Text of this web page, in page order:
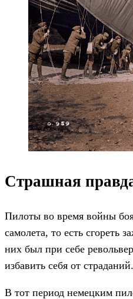
Страшная
Пилоты во время войны
самолета, то есть сгореть
них был при себе
избавить себя от страданий.
В тот период немецким